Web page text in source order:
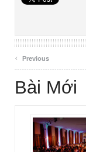
‹ Previous
Bài Mới